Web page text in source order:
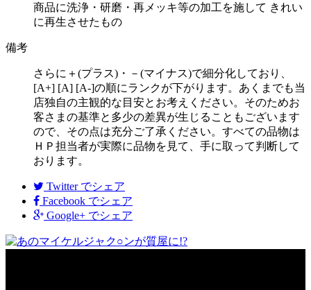
商品に洗浄・研磨・再メッキ等の加工を施して きれい
に再生させたもの
備考
さらに＋(プラス)・－(マイナス)で細分化しており、
[A+] [A] [A-]の順にランクが下がります。あくまでも当
店独自の主観的な目安とお考えください。そのためお
客さまの基準と多少の差異が生じることもございます
ので、その点は充分ご了承ください。すべての品物は
ＨＰ担当者が実際に品物を見て、手に取って判断して
おります。
Twitter でシェア
Facebook でシェア
Google+ でシェア